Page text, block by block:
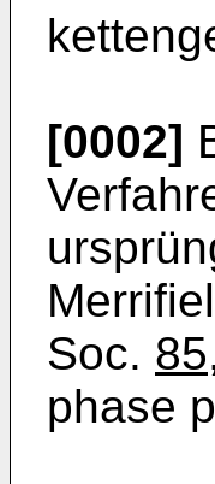
[0002]
Soc. 85
phase